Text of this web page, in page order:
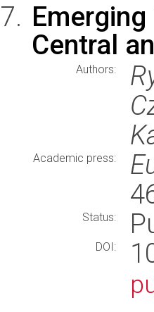
Central
Authors:
Academic press:
Status:
DOI: